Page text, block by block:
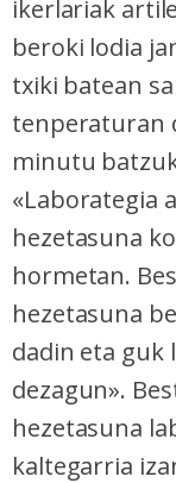
ikerlariak
beroki lodia
txiki batean
tenperaturan
minutu
«Laborategia
hezetasuna
hormetan.
hezetasuna
dadin eta guk
dezagun».
hezetasuna
kaltegarria